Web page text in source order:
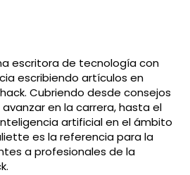
escritora de tecnología con
escribiendo artículos en
Cubriendo desde consejos
en la carrera, hasta el
artificial en el ámbito
es la referencia para la
a profesionales de la